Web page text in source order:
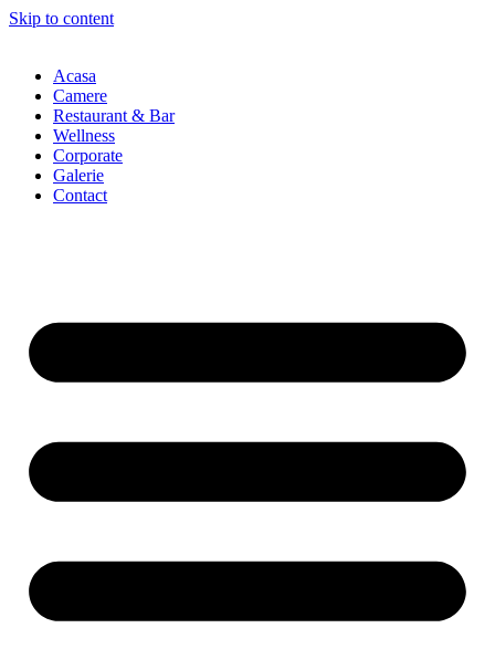
Skip to content
Acasa
Camere
Restaurant & Bar
Wellness
Corporate
Galerie
Contact